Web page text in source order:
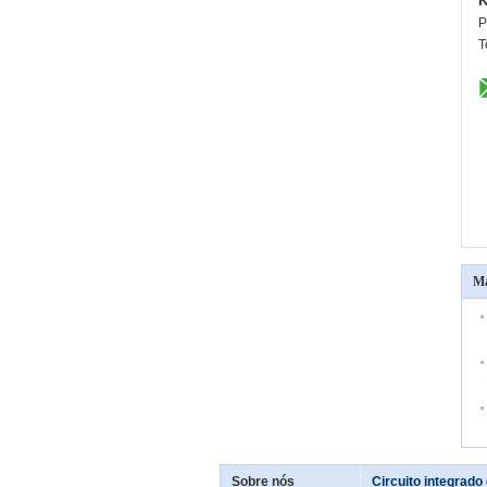
Sobre nós Circuito integrado